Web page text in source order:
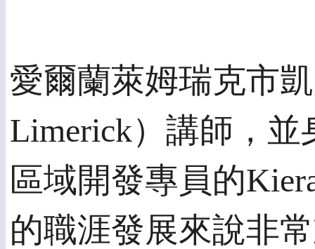
愛爾蘭萊姆瑞克市
Limerick）講師，
區域開發專員的
的職涯發展來說非